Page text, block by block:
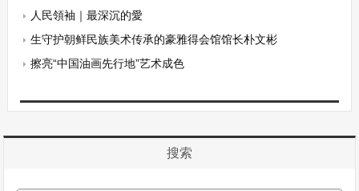
人民領袖｜最深沉的愛
生守护朝鲜民族美术传承的豪雅得会馆馆长朴文彬
擦亮“中国油画先行地”艺术成色
搜索